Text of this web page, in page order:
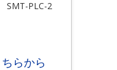
SMT-PLC-2
らから